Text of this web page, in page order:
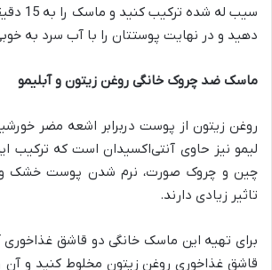
سیب له
دهید و در نهایت پوستتان را با آب سرد به
ماسک ضد چروک خانگی روغن زیتون و آبلیمو
روغن زیتون از پوست دربرابر اشعه مضر
لیمو نیز حاوی آنتی‌اکسیدان است که ترکیب
چین و چروک صورت، نرم شدن پوست خشک
تاثیر زیادی دارند.
برای تهیه این ماسک خانگی دو قاشق غذاخوری